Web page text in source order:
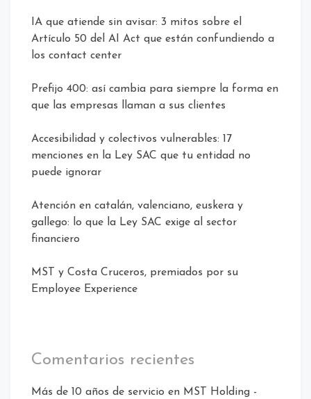
IA que atiende sin avisar: 3 mitos sobre el
Artículo 50 del AI Act que están confundiendo a
los contact center
Prefijo 400: así cambia para siempre la forma en
que las empresas llaman a sus clientes
Accesibilidad y colectivos vulnerables: 17
menciones en la Ley SAC que tu entidad no
puede ignorar
Atención en catalán, valenciano, euskera y
gallego: lo que la Ley SAC exige al sector
financiero
MST y Costa Cruceros, premiados por su
Employee Experience
Comentarios recientes
Más de 10 años de servicio en MST Holding -